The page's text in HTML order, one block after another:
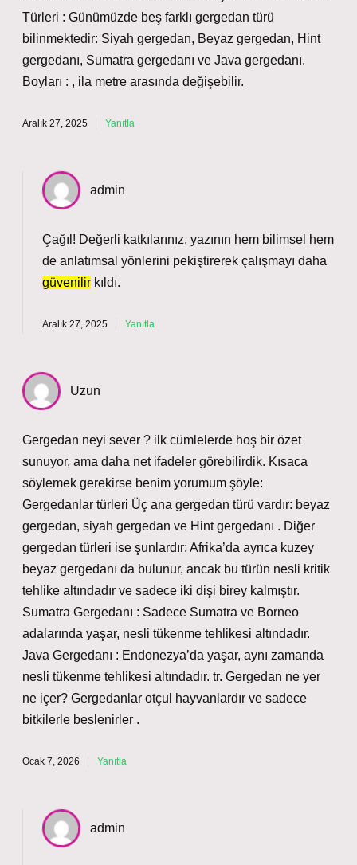
Türleri : Günümüzde beş farklı gergedan türü
bilinmektedir: Siyah gergedan, Beyaz gergedan, Hint
gergedanı, Sumatra gergedanı ve Java gergedanı.
Boyları : , ila metre arasında değişebilir.
Aralık 27, 2025 Yanıtla
admin
Çağıl! Değerli katkılarınız, yazının hem bilimsel hem
de anlatımsal yönlerini pekiştirerek çalışmayı daha
güvenilir kıldı.
Aralık 27, 2025 Yanıtla
Uzun
Gergedan neyi sever ? ilk cümlelerde hoş bir özet
sunuyor, ama daha net ifadeler görebilirdik. Kısaca
söylemek gerekirse benim yorumum şöyle:
Gergedanlar türleri Üç ana gergedan türü vardır: beyaz
gergedan, siyah gergedan ve Hint gergedanı . Diğer
gergedan türleri ise şunlardır: Afrika’da ayrıca kuzey
beyaz gergedanı da bulunur, ancak bu türün nesli kritik
tehlike altındadır ve sadece iki dişi birey kalmıştır.
Sumatra Gergedanı : Sadece Sumatra ve Borneo
adalarında yaşar, nesli tükenme tehlikesi altındadır.
Java Gergedanı : Endonezya’da yaşar, aynı zamanda
nesli tükenme tehlikesi altındadır. tr. Gergedan ne yer
ne içer? Gergedanlar otçul hayvanlardır ve sadece
bitkilerle beslenirler .
Ocak 7, 2026 Yanıtla
admin